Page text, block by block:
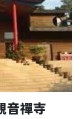
音禪寺